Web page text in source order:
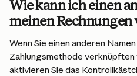
Wie kann ich einen
meinen Rechnungen
Wenn Sie einen anderen
Zahlungsmethode
aktivieren Sie das